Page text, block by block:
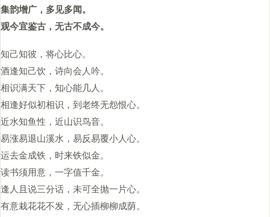
集韵增广，多见多闻。
观今宜鉴古，无古不成今。
知己知彼，将心比心。
酒逢知己饮，诗向会人吟。
相识满天下，知心能几人。
相逢好似初相识，到老终无怨恨心。
近水知鱼性，近山识鸟音。
易涨易退山溪水，易反易覆小人心。
运去金成铁，时来铁似金。
读书须用意，一字值千金。
逢人且说三分话，未可全抛一片心。
有意栽花花不发，无心插柳柳成荫。